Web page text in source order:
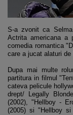
S-a zvonit ca
Actrita americana
comedia romantica
care a jucat alaturi de
Dupa mai multe
partitura in filmul
cateva pelicule
drept/ Legally
(2002), "Hellboy -
(2005) si "Hellboy